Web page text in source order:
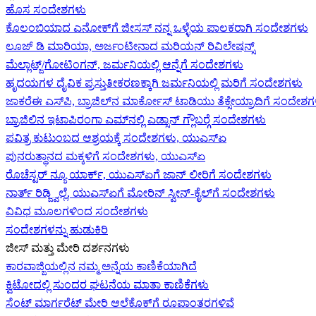
ಹೊಸ ಸಂದೇಶಗಳು
ಕೊಲಂಬಿಯಾದ ಎನೋಕ್‍ಗೆ ಜೀಸಸ್ ನನ್ನ ಒಳ್ಳೆಯ ಪಾಲಕರಾಗಿ ಸಂದೇಶಗಳು
ಲೂಜ್ ಡಿ ಮಾರಿಯಾ, ಅರ್ಜಂಟೀನಾದ ಮರಿಯನ್ ರಿವಿಲೇಷನ್ಸ್
ಮೆಲ್ಲಾಟ್ಜ್/ಗೋಟಿಂಗನ್, ಜರ್ಮನಿಯಲ್ಲಿ ಆನ್ನೆಗೆ ಸಂದೇಶಗಳು
ಹೃದಯಗಳ ದೈವಿಕ ಪ್ರಸ್ತುತೀಕರಣಕ್ಕಾಗಿ ಜರ್ಮನಿಯಲ್ಲಿ ಮರಿಗೆ ಸಂದೇಶಗಳು
ಜಾಕರೆಈ ಎಸ್‌ಪಿ, ಬ್ರಾಜಿಲ್‌ನ ಮಾರ್ಕೋಸ್ ಟಾಡಿಯು ತೆಕ್ಸೇಯ್ರಾದಿಗೆ
ಬ್ರಾಜಿಲಿನ ಇಟಾಪಿರಂಗಾ ಎಮ್‌ನಲ್ಲಿ ಎಡ್ಸಾನ್ ಗ್ಲೌಬರ್‍ಗೆ ಸಂದೇಶಗಳು
ಪವಿತ್ರ ಕುಟುಂಬದ ಆಶ್ರಯಕ್ಕೆ ಸಂದೇಶಗಳು, ಯುಎಸ್‌ಏ
ಪುನರುತ್ಥಾನದ ಮಕ್ಕಳಿಗೆ ಸಂದೇಶಗಳು, ಯುಎಸ್‌ಏ
ರೊಚೆಸ್ಟರ್ ನ್ಯೂ ಯಾರ್ಕ್, ಯುಎಸ್‌ಏ‍ಗೆ ಜಾನ್ ಲೀರಿ‍ಗೆ ಸಂದೇಶಗಳು
ನಾರ್ತ್ ರಿಡ್ಜ್ವಿಲ್ಲೆ, ಯುಎಸ್‌ಏ‍ಗೆ ಮೋರಿನ್ ಸ್ವೀನ್-ಕೈಲ್‍ಗೆ ಸಂದೇಶಗಳು
ವಿವಿಧ ಮೂಲಗಳಿಂದ ಸಂದೇಶಗಳು
ಸಂದೇಶಗಳನ್ನು ಹುಡುಕಿರಿ
ಜೀಸ್‌ ಮತ್ತು ಮೇರಿ ದರ್ಶನಗಳು
ಕಾರವಾಜ್ಜಿಯಲ್ಲಿನ ನಮ್ಮ ಅನ್ನೆಯ ಕಾಣಿಕೆಯಾಗಿದೆ
ಕ್ವಿಟೋದಲ್ಲಿ ಸುಂದರ ಘಟನೆಯ ಮಾತಾ ಕಾಣಿಕೆಗಳು
ಸೆಂಟ್ ಮಾರ್ಗರೆಟ್ ಮೇರಿ ಆಲೆಕೊಕ್‌ಗೆ ರೂಪಾಂತರಗಳಿವೆ